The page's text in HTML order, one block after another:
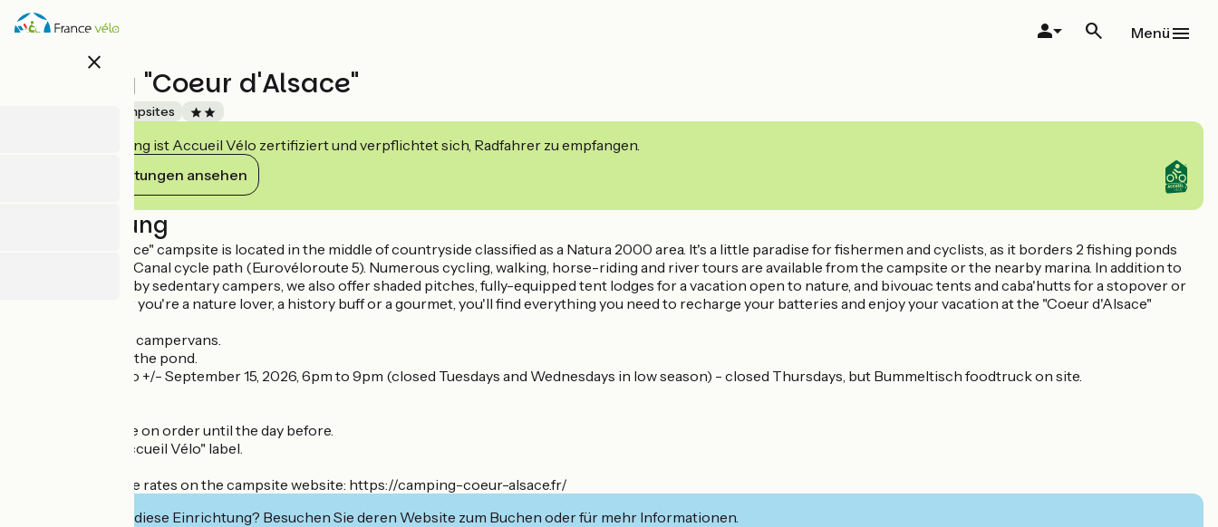
Direkt
zum
close
Menü
Camping "Coeur d'Alsace"
Campsites
Diese Einrichtung ist Accueil Vélo zertifiziert und verpflichtet sich, Radfahrer zu empfangen.
Ihre Verpflichtungen ansehen
Beschreibung
The "Coeur d'Alsace" campsite is located in the middle of countryside classified as a Natura 2000 area. It's a little paradise for fishermen and cyclists, as it borders 2 fishing ponds
and the Saar Coal Canal cycle path (Eurovéloroute 5). Numerous cycling, walking, horse-riding and river tours are available from the campsite or the nearby marina. In addition to
pitches occupied by sedentary campers, we also offer shaded pitches, fully-equipped tent lodges for a vacation open to nature, and bivouac tents and caba'hutts for a stopover or
getaway. Whether you're a nature lover, a history buff or a gourmet, you'll find everything you need to recharge your batteries and enjoy your vacation at the "Coeur d'Alsace"
Emptying area for campervans.
Swimming area in the pond.
Snack bar: May 1 to +/- September 15, 2026, 6pm to 9pm (closed Tuesdays and Wednesdays in low season) - closed Thursdays, but Bummeltisch foodtruck on site.
Breakfast available on order until the day before.
Campsite with "Accueil Vélo" label.
RATES 2026 -> see rates on the campsite website: https://camping-coeur-alsace.fr/
Interessiert Sie diese Einrichtung? Besuchen Sie deren Website zum Buchen oder für mehr Informationen.